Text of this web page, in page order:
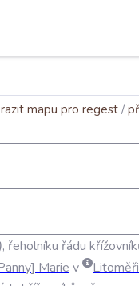
mapu pro regest/
, řeholníku řádu
Marie v